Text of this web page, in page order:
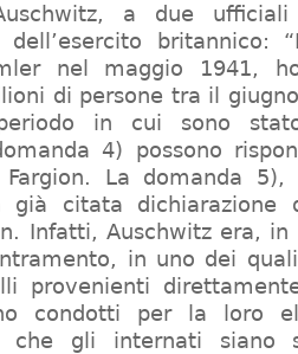
a due
britannico:
nel maggio 1941,
di persone tra il
in cui sono
4) possono
Fargion. La domanda
già citata dichiarazione
Infatti, Auschwitz era,
in uno dei
provenienti
condotti per la loro
che gli internati siano